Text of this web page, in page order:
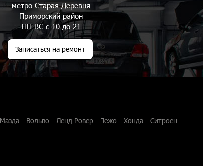
метро Старая Деревня
Приморский район
ПН-ВС с 10 до 21
Записаться на ремонт
Мазда Вольво Ленд Ровер Пежо Хонда
Ситроен